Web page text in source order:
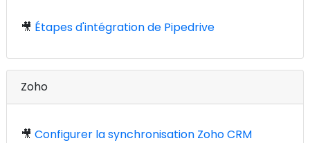
🎥 Étapes d'intégration de Pipedrive
Zoho
🎥 Configurer la synchronisation Zoho CRM